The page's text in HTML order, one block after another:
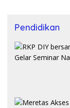
Pendidikan